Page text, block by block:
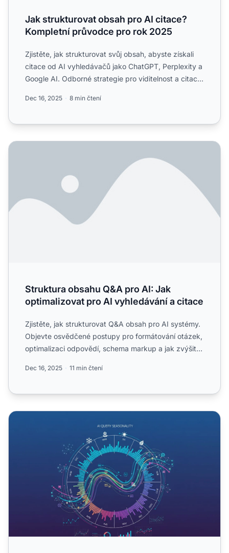
Jak strukturovat obsah pro AI citace?
Kompletní průvodce pro rok 2025
Zjistěte, jak strukturovat svůj obsah, abyste získali
citace od AI vyhledávačů jako ChatGPT, Perplexity a
Google AI. Odborné strategie pro viditelnost a citace
Dec 16, 2025 8 min čtení
Struktura obsahu Q&A pro AI: Jak optimalizovat pro AI
Struktura obsahu Q&A pro AI: Jak
optimalizovat pro AI vyhledávání a citace
Zjistěte, jak strukturovat Q&A obsah pro AI systémy.
Objevte osvědčené postupy pro formátování otázek,
optimalizaci odpovědí, schema markup a jak zvýšit
Dec 16, 2025 11 min čtení
Sezónnost dotazů pro AI